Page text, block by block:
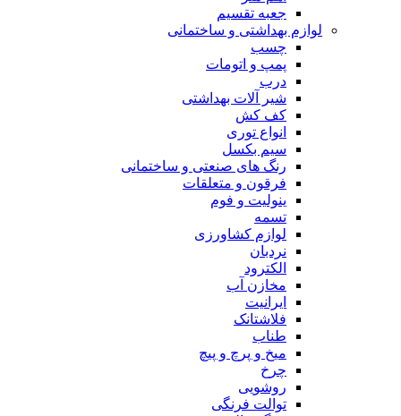
جعبه تقسیم
لوازم بهداشتی و ساختمانی
چسب
پمپ و اتومات
درب
شیر آلات بهداشتی
کف کش
انواع توری
سیم بکسل
رنگ های صنعتی و ساختمانی
فرقون و متعلقات
ینولیت و فوم
تسمه
لوازم کشاورزی
نردبان
الکترود
مخازن آب
ایرانیت
فلاشتانک
طناب
میخ و پرچ و پیچ
چرخ
روشویی
توالت فرنگی